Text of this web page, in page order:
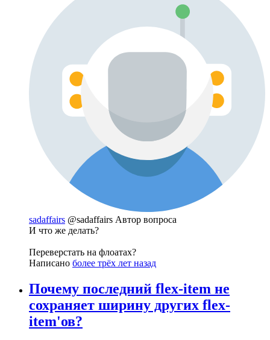
sadaffairs @sadaffairs Автор вопроса
И что же делать?
Переверстать на флоатах?
Написано более трёх лет назад
Почему последний flex-item не
сохраняет ширину других flex-
item'ов?